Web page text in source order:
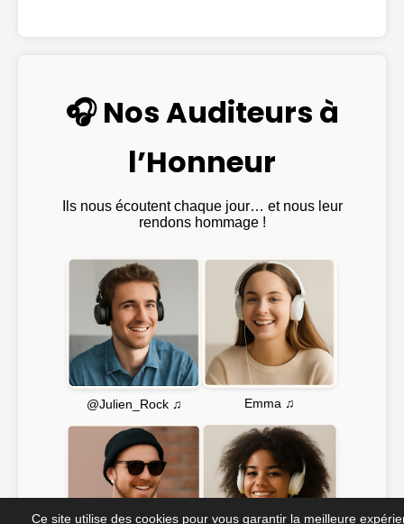
🎧 Nos Auditeurs à
l’Honneur
Ils nous écoutent chaque jour… et nous leur
rendons hommage !
@Julien_Rock ♫ Emma ♫
Ce site utilise des cookies pour vous garantir la meilleure